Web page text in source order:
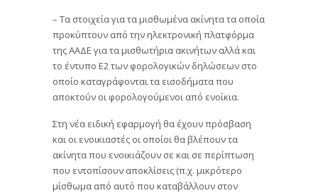
– Τα στοιχεία για τα μισθωμένα ακίνητα τα οποία
προκύπτουν από την ηλεκτρονική πλατφόρμα
της ΑΑΔΕ για τα μισθωτήρια ακινήτων αλλά και
το έντυπο Ε2 των φορολογικών δηλώσεων στο
οποίο καταγράφονται τα εισοδήματα που
αποκτούν οι φορολογούμενοι από ενοίκια.
Στη νέα ειδική εφαρμογή θα έχουν πρόσβαση
και οι ενοικιαστές οι οποίοι θα βλέπουν τα
ακίνητα που ενοικιάζουν σε και σε περίπτωση
που εντοπίσουν αποκλίσεις (π.χ. μικρότερο
μίσθωμα από αυτό που καταβάλλουν στον